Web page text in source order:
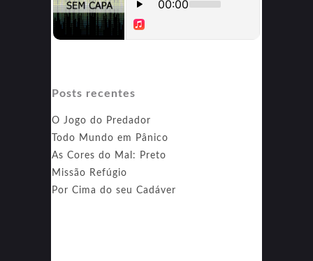
Posts recentes
O Jogo do Predador
Todo Mundo em Pânico
As Cores do Mal: Preto
Missão Refúgio
Por Cima do seu Cadáver